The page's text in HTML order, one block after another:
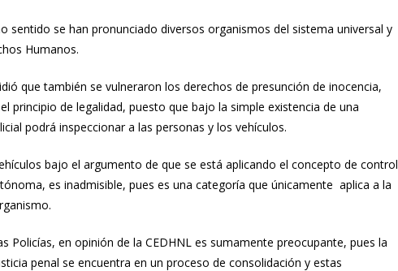
sentido se han pronunciado diversos organismos del sistema universal y
Humanos.
que también se vulneraron los derechos de presunción de inocencia,
principio de legalidad, puesto que bajo la simple existencia de una
podrá inspeccionar a las personas y los vehículos.
bajo el argumento de que se está aplicando el concepto de control
es inadmisible, pues es una categoría que únicamente aplica a la
Policías, en opinión de la CEDHNL es sumamente preocupante, pues la
penal se encuentra en un proceso de consolidación y estas